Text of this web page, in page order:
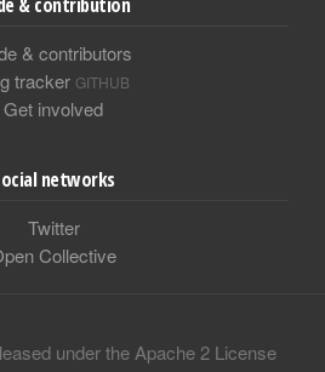
& contributors
tracker GITHUB
Get involved
networks
Twitter
Collective
under the Apache 2 License